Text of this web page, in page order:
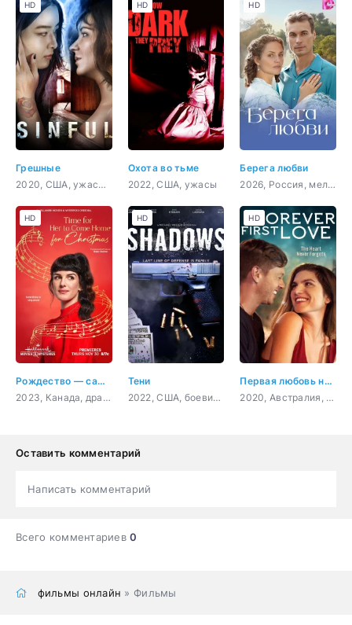
Грешные
2020, США, ужасы, триллер
HD
Охота во тьме
2022, США, ужасы
HD
Берега любви
2026, Россия, мелодрама
HD
Рождество — самое время вернуться домой
2023, Канада, драма, мелодрама
HD
Тени
2022, США, боевик, криминал
HD
Первая любовь навсегда
2020, Австралия, Филиппины, драма, мелодрама
HD
Оставить комментарий
Написать комментарий
Всего комментариев0
фильмы онлайн » Фильмы